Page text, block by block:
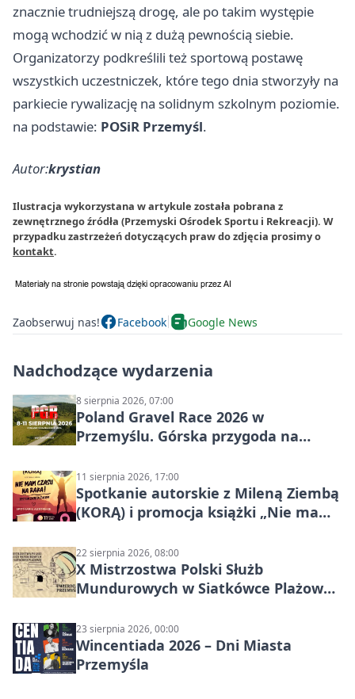
znacznie trudniejszą drogę, ale po takim występie
mogą wchodzić w nią z dużą pewnością siebie.
Organizatorzy podkreślili też sportową postawę
wszystkich uczestniczek, które tego dnia stworzyły na
parkiecie rywalizację na solidnym szkolnym poziomie.
na podstawie: POSiR Przemyśl.
Autor:krystian
Ilustracja wykorzystana w artykule została pobrana z
zewnętrznego źródła (Przemyski Ośrodek Sportu i Rekreacji). W
przypadku zastrzeżeń dotyczących praw do zdjęcia prosimy o
kontakt.
Zaobserwuj nas! Facebook Google News
Nadchodzące wydarzenia
8 sierpnia 2026, 07:00
Poland Gravel Race 2026 w
Przemyślu. Górska przygoda na
11 sierpnia 2026, 17:00
Spotkanie autorskie z Mileną Ziembą
(KORĄ) i promocja książki „Nie mam
22 sierpnia 2026, 08:00
X Mistrzostwa Polski Służb
Mundurowych w Siatkówce Plażowej
23 sierpnia 2026, 00:00
Wincentiada 2026 – Dni Miasta
Przemyśla